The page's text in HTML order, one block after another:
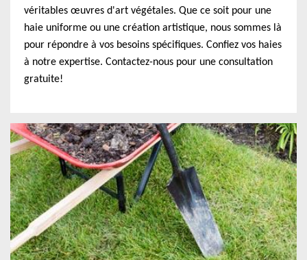
véritables œuvres d'art végétales. Que ce soit pour une
haie uniforme ou une création artistique, nous sommes là
pour répondre à vos besoins spécifiques. Confiez vos haies
à notre expertise. Contactez-nous pour une consultation
gratuite!